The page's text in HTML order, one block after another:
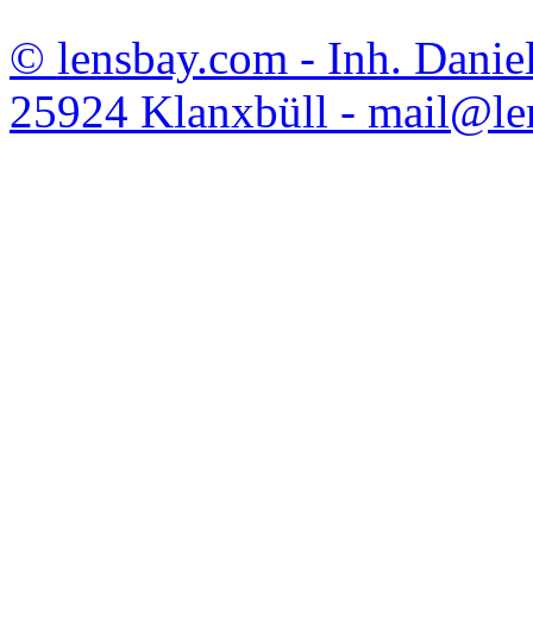
© lensbay.com - Inh.
25924 Klanxbüll -